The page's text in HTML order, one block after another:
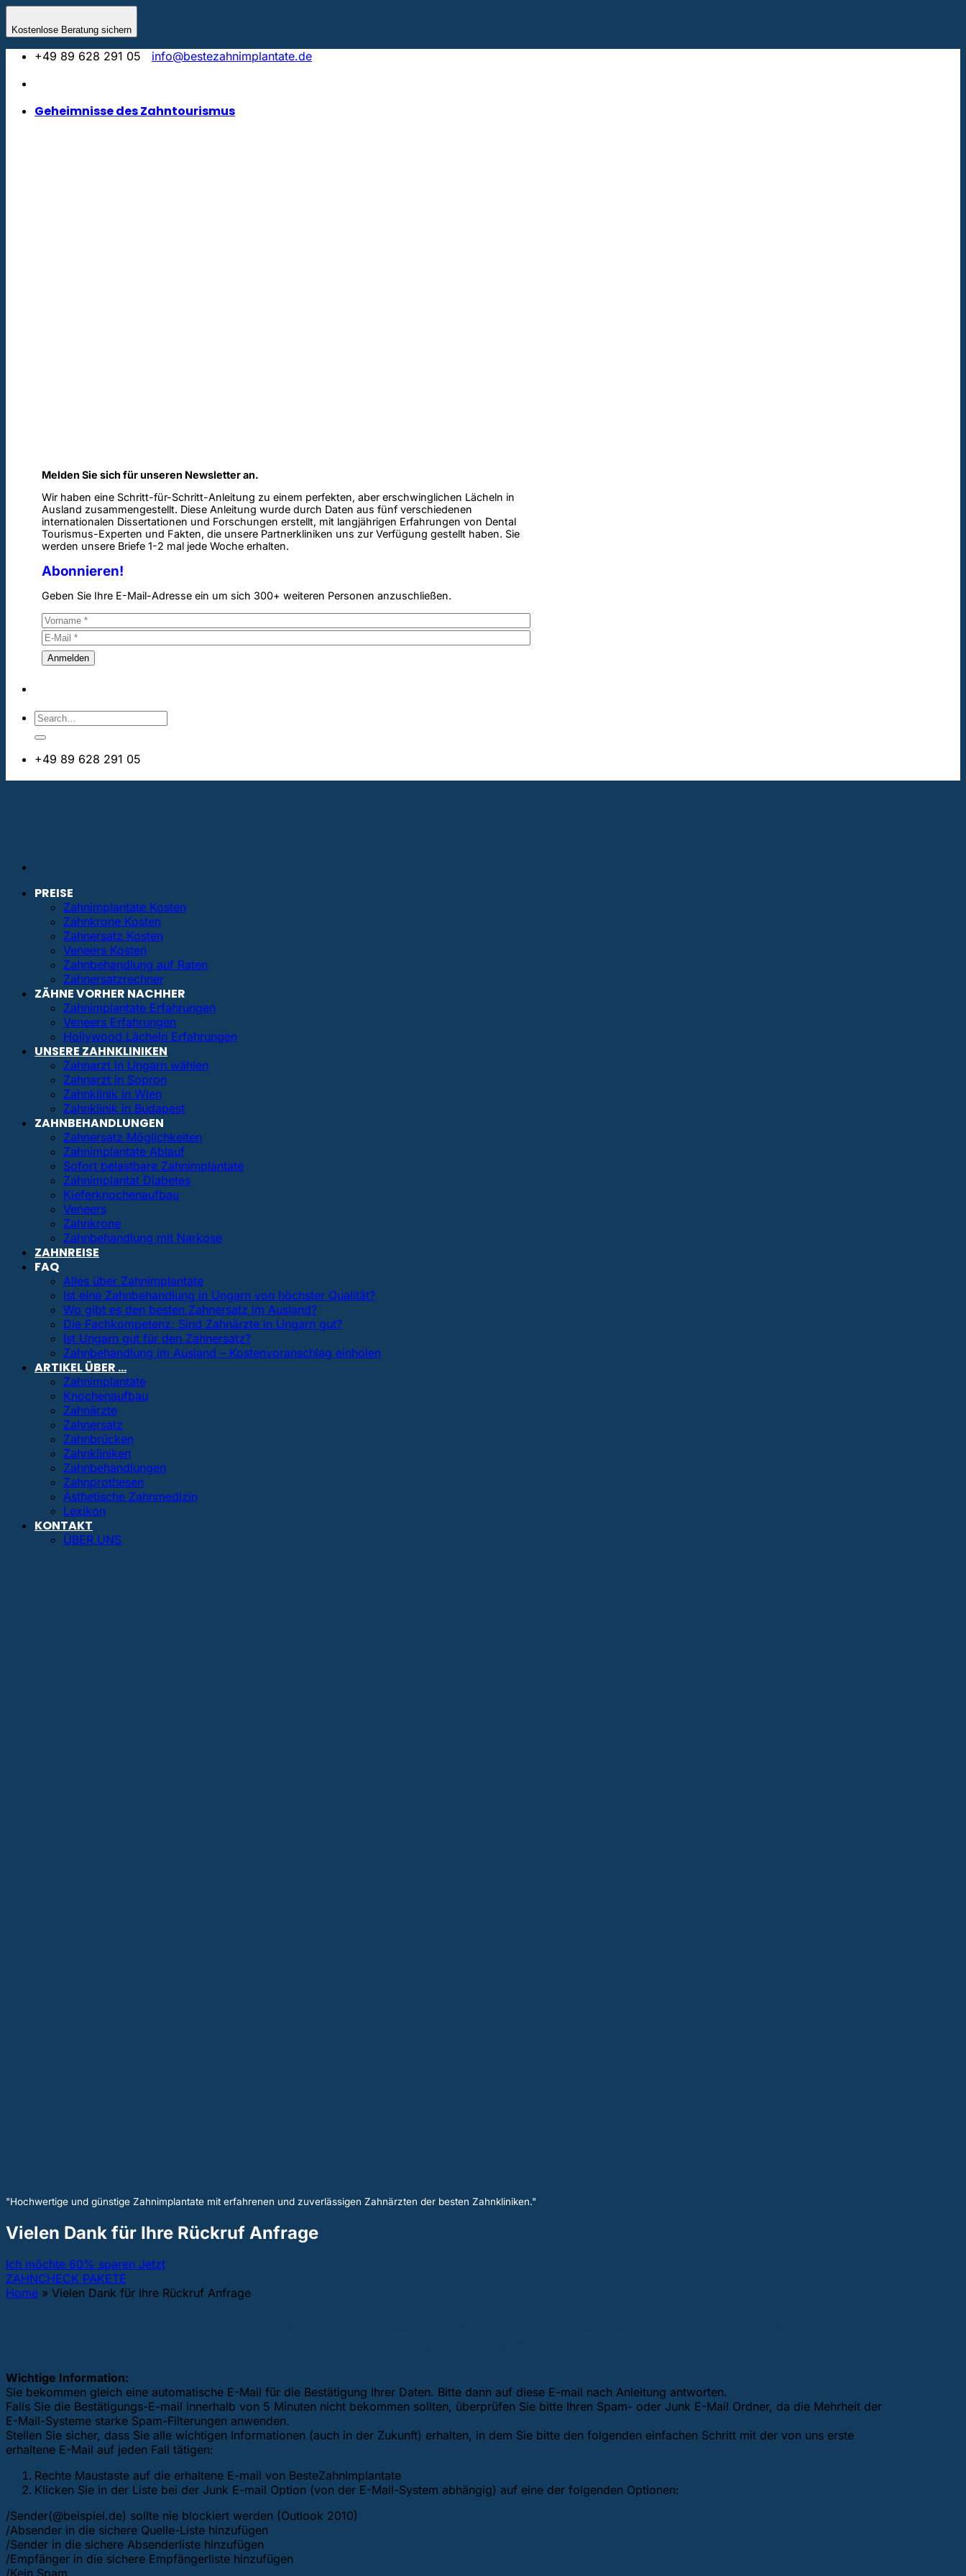
Kostenlose Beratung sichern
springen
+49 89 628 291 05
info@bestezahnimplantate.de
Geheimnisse des Zahntourismus
Melden Sie sich für unseren Newsletter an.
Wir haben eine Schritt-für-Schritt-Anleitung zu einem perfekten, aber erschwinglichen Lächeln in
Ausland zusammengestellt. Diese Anleitung wurde durch Daten aus fünf verschiedenen
internationalen Dissertationen und Forschungen erstellt, mit langjährigen Erfahrungen von Dental
Tourismus-Experten und Fakten, die unsere Partnerkliniken uns zur Verfügung gestellt haben. Sie
werden unsere Briefe 1-2 mal jede Woche erhalten.
Abonnieren!
Geben Sie Ihre E-Mail-Adresse ein um sich 300+ weiteren Personen anzuschließen.
+49 89 628 291 05
PREISE
Zahnimplantate Kosten
Zahnkrone Kosten
Zahnersatz Kosten
Veneers Kosten
Zahnbehandlung auf Raten
Zahnersatzrechner
ZÄHNE VORHER NACHHER
Zahnimplantate Erfahrungen
Veneers Erfahrungen
Hollywood Lächeln Erfahrungen
UNSERE ZAHNKLINIKEN
Zahnarzt in Ungarn wählen
Zahnarzt in Sopron
Zahnklinik in Wien
Zahnklinik in Budapest
ZAHNBEHANDLUNGEN
Zahnersatz Möglichkeiten
Zahnimplantate Ablauf
Sofort belastbare Zahnimplantate
Zahnimplantat Diabetes
Kieferknochenaufbau
Veneers
Zahnkrone
Zahnbehandlung mit Narkose
ZAHNREISE
FAQ
Alles über Zahnimplantate
Ist eine Zahnbehandlung in Ungarn von höchster Qualität?
Wo gibt es den besten Zahnersatz im Ausland?
Die Fachkompetenz: Sind Zahnärzte in Ungarn gut?
Ist Ungarn gut für den Zahnersatz?
Zahnbehandlung im Ausland – Kostenvoranschlag einholen
ARTIKEL ÜBER …
Zahnimplantate
Knochenaufbau
Zahnärzte
Zahnersatz
Zahnbrücken
Zahnkliniken
Zahnbehandlungen
Zahnprothesen
Ästhetische Zahnmedizin
Lexikon
KONTAKT
ÜBER UNS
"Hochwertige und günstige Zahnimplantate mit erfahrenen und zuverlässigen Zahnärzten der besten Zahnkliniken."
Vielen Dank für Ihre Rückruf Anfrage
Ich möchte 60% sparen Jetzt
ZAHNCHECK PAKETE
Home » Vielen Dank für Ihre Rückruf Anfrage
Wichtige Information:
Sie bekommen gleich eine automatische E-Mail für die Bestätigung Ihrer Daten. Bitte dann auf diese E-mail nach Anleitung antworten.
Falls Sie die Bestätigungs-E-mail innerhalb von 5 Minuten nicht bekommen sollten, überprüfen Sie bitte Ihren Spam- oder Junk E-Mail Ordner, da die Mehrheit der
E-Mail-Systeme starke Spam-Filterungen anwenden.
Stellen Sie sicher, dass Sie alle wichtigen Informationen (auch in der Zukunft) erhalten, in dem Sie bitte den folgenden einfachen Schritt mit der von uns erste
erhaltene E-Mail auf jeden Fall tätigen:
Rechte Maustaste auf die erhaltene E-mail von BesteZahnImplantate
Klicken Sie in der Liste bei der Junk E-mail Option (von der E-Mail-System abhängig) auf eine der folgenden Optionen:
/Sender(@beispiel.de) sollte nie blockiert werden (Outlook 2010)
/Absender in die sichere Quelle-Liste hinzufügen
/Sender in die sichere Absenderliste hinzufügen
/Empfänger in die sichere Empfängerliste hinzufügen